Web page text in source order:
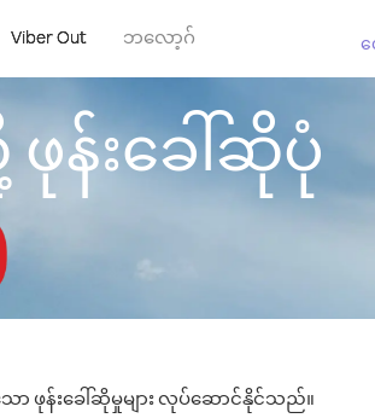
Viber Out ဘလော့ဂ်
န်းခေါ်ဆိုပုံ
ာ ဖုန်းခေါ်ဆိုမှုများ လုပ်ဆောင်နိုင်သည်။